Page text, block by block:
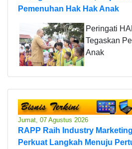
Pemenuhan Hak Hak Anak
Peringati
Tegaskan
Anak
Jumat, 07 Agustus 2026
RAPP Raih Industry
Perkuat Langkah Menuju